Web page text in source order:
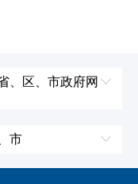
、区、市政府网
市
皮山县